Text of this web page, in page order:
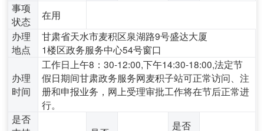
事项
状态
在用
办理
地点
甘肃省天水市麦积区泉湖路9号盛达大厦
1楼区政务服务中心54号窗口
办理
时间
工作日上午8：30-12:00,下午14:30-18:00,法定节
假日期间甘肃政务服务网麦积子站可正常访问、注
册和申报业务，网上受理审批工作将在节后正常进
行。
是否
是否